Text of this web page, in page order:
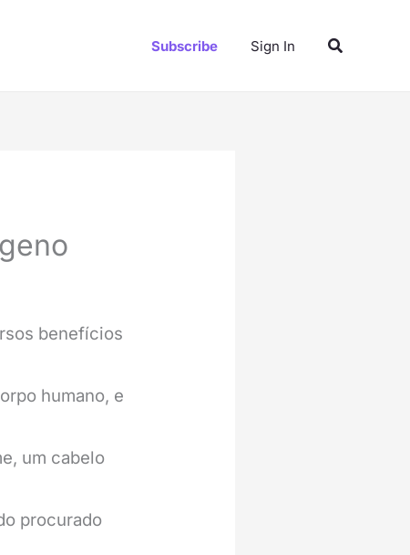
Subscribe Sign In Pesquisar
benefícios
humano, e
um cabelo
procurado